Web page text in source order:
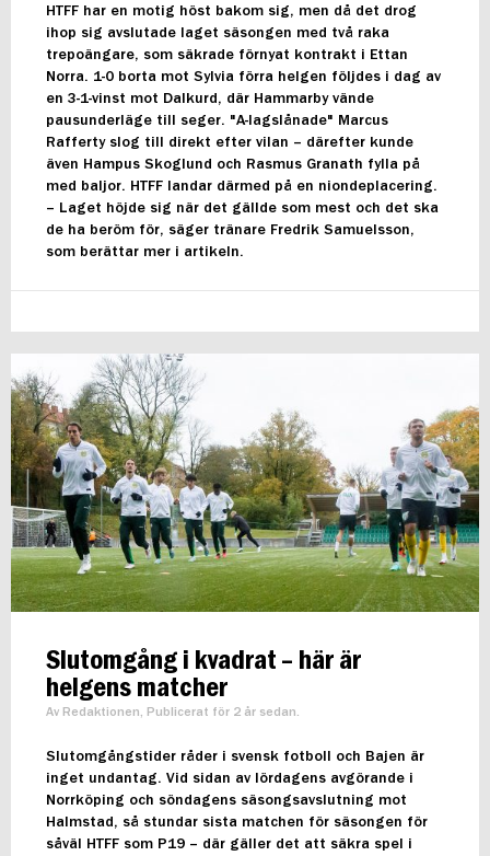
HTFF har en motig höst bakom sig, men då det drog
ihop sig avslutade laget säsongen med två raka
trepoängare, som säkrade förnyat kontrakt i Ettan
Norra. 1-0 borta mot Sylvia förra helgen följdes i dag av
en 3-1-vinst mot Dalkurd, där Hammarby vände
pausunderläge till seger. "A-lagslånade" Marcus
Rafferty slog till direkt efter vilan – därefter kunde
även Hampus Skoglund och Rasmus Granath fylla på
med baljor. HTFF landar därmed på en niondeplacering.
– Laget höjde sig när det gällde som mest och det ska
de ha beröm för, säger tränare Fredrik Samuelsson,
som berättar mer i artikeln.
Slutomgång i kvadrat – här är
helgens matcher
Av Redaktionen, Publicerat för 2 år sedan.
Slutomgångstider råder i svensk fotboll och Bajen är
inget undantag. Vid sidan av lördagens avgörande i
Norrköping och söndagens säsongsavslutning mot
Halmstad, så stundar sista matchen för säsongen för
såväl HTFF som P19 – där gäller det att säkra spel i